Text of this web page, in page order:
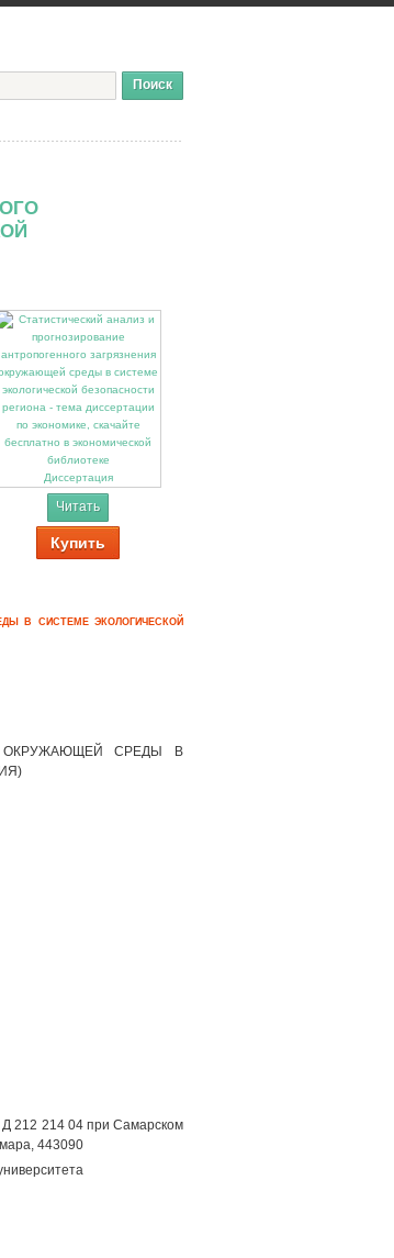
Диссертация
Читать
Купить
В СИСТЕМЕ ЭКОЛОГИЧЕСКОЙ
ОКРУЖАЮЩЕЙ СРЕДЫ В
Д 212 214 04 при Самарском
443090